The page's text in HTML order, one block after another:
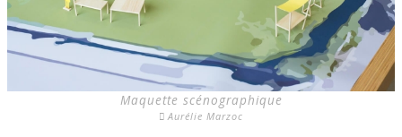
Maquette scénographique
Aurélie Marzoc